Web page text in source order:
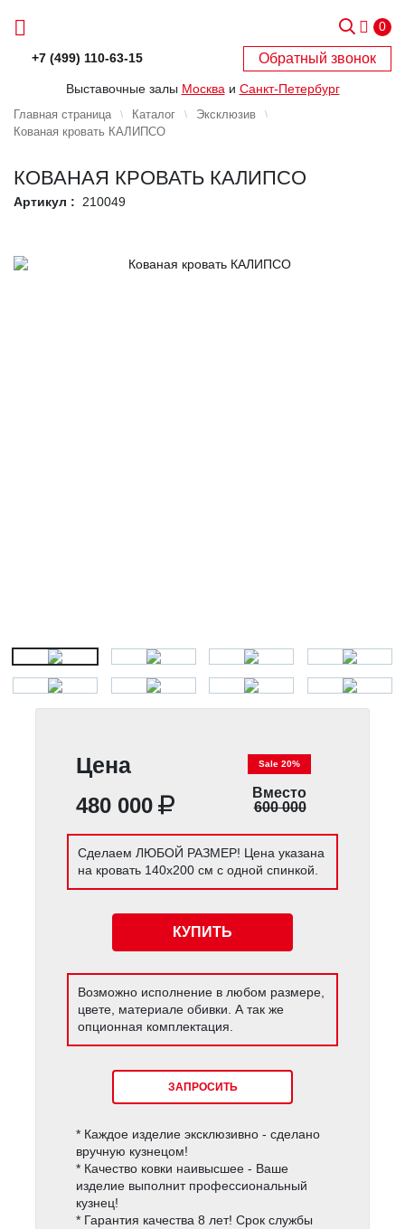
0
+7 (499) 110-63-15 Обратный звонок
Выставочные залы Москва и Санкт-Петербург
Главная страница Каталог
Эксклюзив
Кованая кровать КАЛИПСО
КОВАНАЯ КРОВАТЬ КАЛИПСО
Артикул : 210049
Цена
480 000
Sale 20%
Вместо
600 000
Сделаем ЛЮБОЙ РАЗМЕР! Цена указана
на кровать 140х200 см с одной спинкой.
КУПИТЬ
Возможно исполнение в любом размере,
цвете, материале обивки. А так же
опционная комплектация.
ЗАПРОСИТЬ
* Каждое изделие эксклюзивно - сделано
вручную кузнецом!
* Качество ковки наивысшее - Ваше
изделие выполнит профессиональный
кузнец!
* Гарантия качества 8 лет! Срок службы